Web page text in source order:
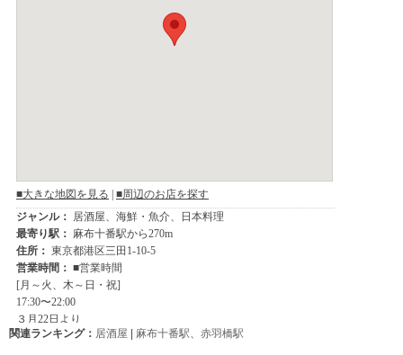
関連ランキング： 居酒屋 麻布十番駅、 赤羽橋駅